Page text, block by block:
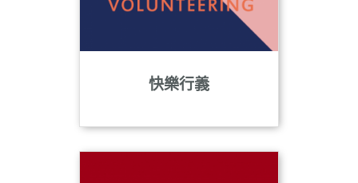
快樂行義